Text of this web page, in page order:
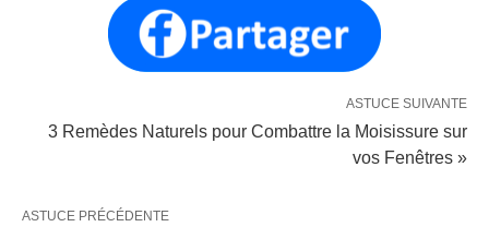
ASTUCE SUIVANTE
3 Remèdes Naturels pour Combattre la Moisissure sur
vos Fenêtres »
ASTUCE PRÉCÉDENTE